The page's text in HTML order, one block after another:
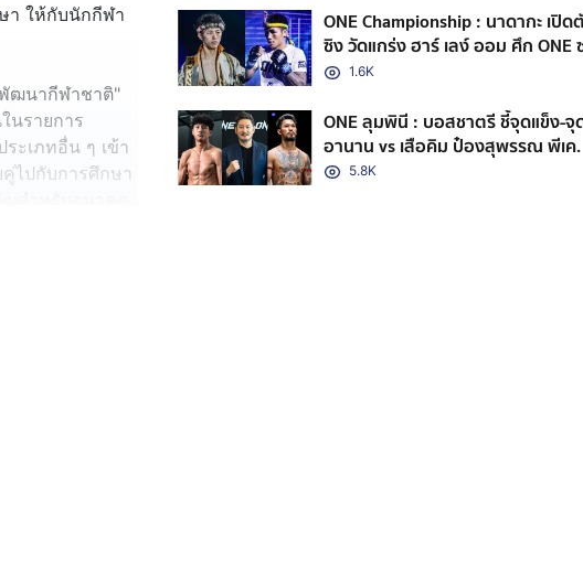
า ให้กับนักกีฬา
ฒนากีฬาชาติ"
นรายการ
ะเภทอื่น ๆ เข้า
ไปกับการศึกษา
ONE Championship : นาดากะ เปิ
ซิง วัดแกร่ง ฮาร์ เลง์ ออม ศึก ONE
1.6K
ONE ลุมพินี : บอสชาตรี ชี้จุดแข็ง-
อานาน vs เสือคิม ป๋องสุพรรณ พีเค.
5.8K